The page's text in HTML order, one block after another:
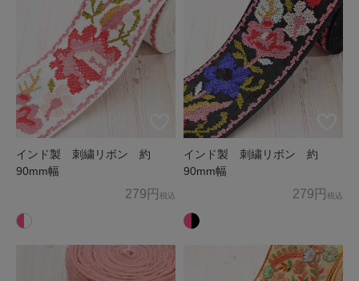
インド製 刺繍リボン 約
90mm幅
279円 税込
インド製 刺繍リボン 約
90mm幅
279円 税込